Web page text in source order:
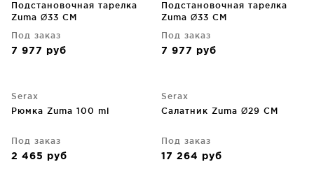
Подстановочная тарелка
Zuma Ø33 CM
Под заказ
7 977 руб
Подстановочная тарелка
Zuma Ø33 CM
Под заказ
7 977 руб
Serax
Рюмка Zuma 100 ml
Под заказ
2 465 руб
Serax
Салатник Zuma Ø29 CM
Под заказ
17 264 руб